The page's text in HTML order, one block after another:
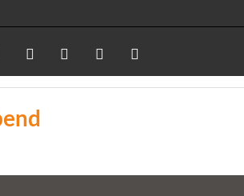
LinkedIn